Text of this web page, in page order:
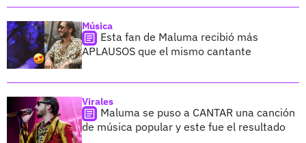
Música
Esta fan de Maluma recibió más
APLAUSOS que el mismo cantante
Virales
Maluma se puso a CANTAR una canción
de música popular y este fue el resultado